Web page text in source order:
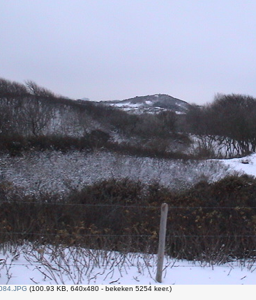
(100.93 KB, 640x480 - bekeken 5254 keer.)